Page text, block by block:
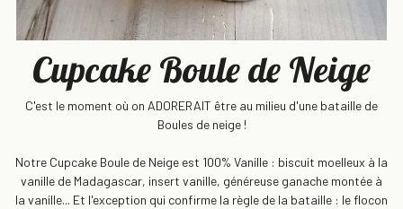
Cupcake Boule de Neige
C'est le moment où on ADORERAIT être au milieu d'une bataille de
Boules de neige !
Notre Cupcake Boule de Neige est 100% Vanille : biscuit moelleux à la
vanille de Madagascar, insert vanille, généreuse ganache montée à
la vanille... Et l'exception qui confirme la règle de la bataille : le flocon